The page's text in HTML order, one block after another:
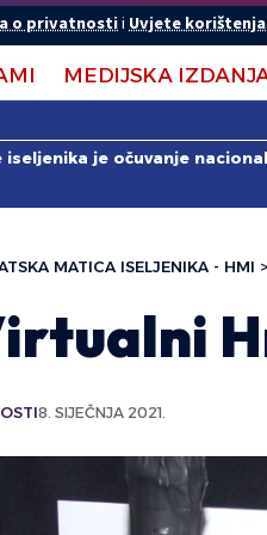
o privatnostii Uvjete korištenja.
MEDIJSKA
iseljenika je očuvanje
MATICA ISELJENIKA - HMI >
8. SIJEČNJA 2021.